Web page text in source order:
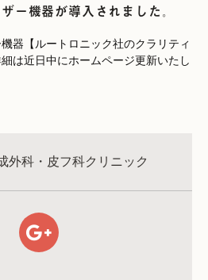
ー機器が導入されました。
器【ルートロニック社のクラリティ
は近日中にホームページ更新いたし
外科・皮フ科クリニック